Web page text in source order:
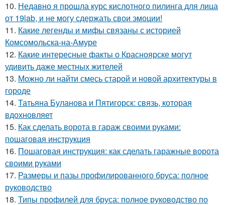
10. Недавно я прошла курс кислотного пилинга для лица
от 19lab, и не могу сдержать свои эмоции!
11. Какие легенды и мифы связаны с историей
Комсомольска-на-Амуре
12. Какие интересные факты о Красноярске могут
удивить даже местных жителей
13. Можно ли найти смесь старой и новой архитектуры в
городе
14. Татьяна Буланова и Пятигорск: связь, которая
вдохновляет
15. Как сделать ворота в гараж своими руками:
пошаговая инструкция
16. Пошаговая инструкция: как сделать гаражные ворота
своими руками
17. Размеры и пазы профилированного бруса: полное
руководство
18. Типы профилей для бруса: полное руководство по